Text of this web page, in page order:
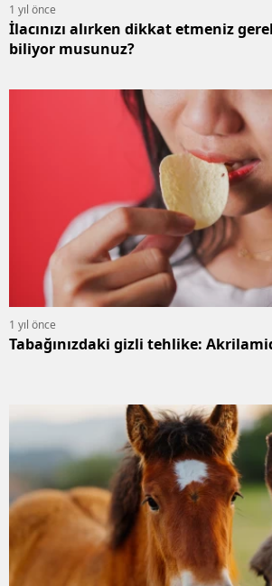
1 yıl önce
İlacınızı alırken dikkat etmeniz
biliyor musunuz?
1 yıl önce
Tabağınızdaki gizli tehlike: